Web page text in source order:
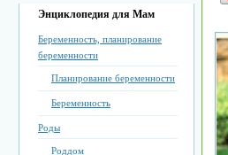
Энциклопедия для Мам
Беременность, планирование
беременности
Планирование беременности
Беременность
Роды
Роддом